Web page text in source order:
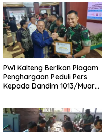
PWI Kalteng Berikan Piagam
Penghargaan Peduli Pers
Kepada Dandim 1013/Muara